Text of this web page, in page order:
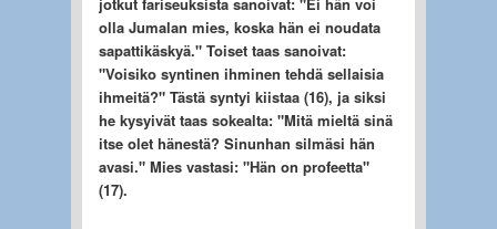
olla Jumalan mies, koska hän ei noudata
sapattikäskyä." Toiset taas sanoivat:
"Voisiko syntinen ihminen tehdä sellaisia
ihmeitä?" Tästä syntyi kiistaa (16), ja siksi
he kysyivät taas sokealta: "Mitä mieltä sinä
itse olet hänestä? Sinunhan silmäsi hän
avasi." Mies vastasi: "Hän on profeetta"
(17).